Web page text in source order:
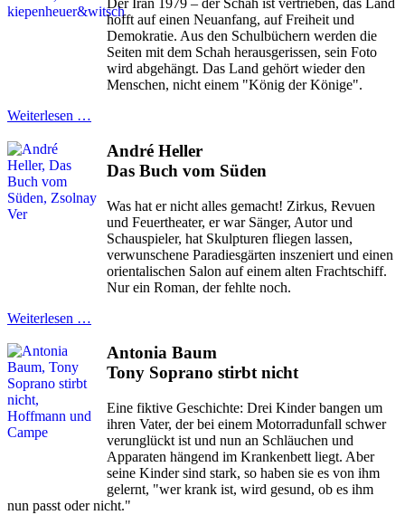
Der Iran 1979 – der Schah ist vertrieben, das Land
hofft auf einen Neuanfang, auf Freiheit und
Demokratie. Aus den Schulbüchern werden die
Seiten mit dem Schah herausgerissen, sein Foto
wird abgehängt. Das Land gehört wieder den
Menschen, nicht einem "König der Könige".
Weiterlesen …
André Heller
Das Buch vom Süden
Was hat er nicht alles gemacht! Zirkus, Revuen
und Feuertheater, er war Sänger, Autor und
Schauspieler, hat Skulpturen fliegen lassen,
verwunschene Paradiesgärten inszeniert und einen
orientalischen Salon auf einem alten Frachtschiff.
Nur ein Roman, der fehlte noch.
Weiterlesen …
Antonia Baum
Tony Soprano stirbt nicht
Eine fiktive Geschichte: Drei Kinder bangen um
ihren Vater, der bei einem Motorradunfall schwer
verunglückt ist und nun an Schläuchen und
Apparaten hängend im Krankenbett liegt. Aber
seine Kinder sind stark, so haben sie es von ihm
gelernt, "wer krank ist, wird gesund, ob es ihm
nun passt oder nicht."